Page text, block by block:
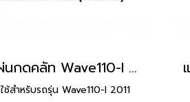
แผ่นกดคลัท Wave110-I 2011 6 ขา แท้ศูนย์ ยี่ห้อ Honda
ใช้สำหรับรถรุ่น Wave110-I 2011